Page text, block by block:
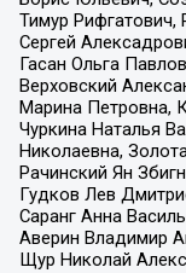
Тимур Рифгатович,
Сергей
Гасан Ольга
Верховский
Марина Петровна,
Чуркина Наталья
Николаевна,
Рачинский Ян
Гудков Лев
Саранг Анна
Аверин Владимир
Щур Николай